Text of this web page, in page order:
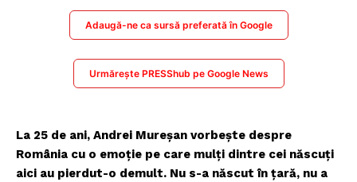
Adaugă-ne ca sursă preferată în Google
Urmărește PRESShub pe Google News
La 25 de ani, Andrei Mureșan vorbește despre
România cu o emoție pe care mulți dintre cei născuți
aici au pierdut-o demult. Nu s-a născut în țară, nu a